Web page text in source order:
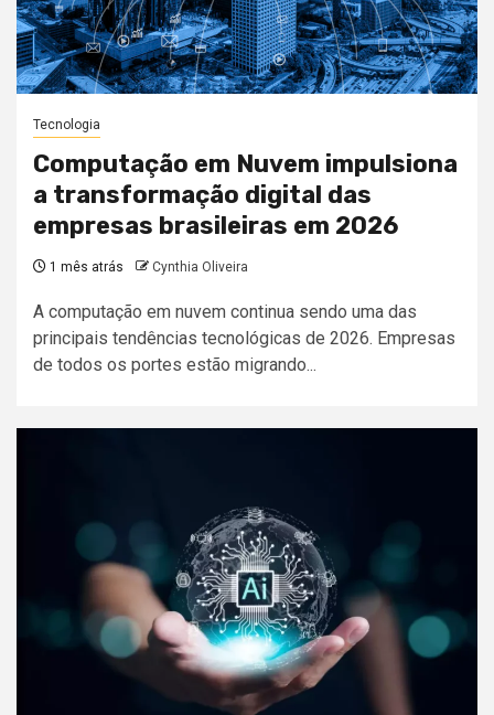
Tecnologia
Computação em Nuvem impulsiona
a transformação digital das
empresas brasileiras em 2026
1 mês atrás Cynthia Oliveira
A computação em nuvem continua sendo uma das
principais tendências tecnológicas de 2026. Empresas
de todos os portes estão migrando...